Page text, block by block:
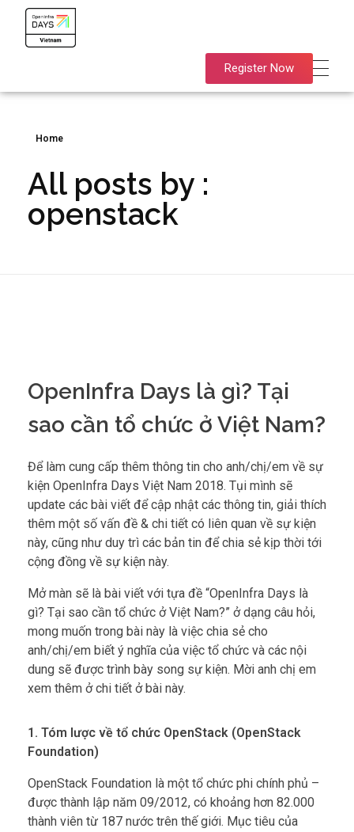
Register Now
Home
All posts by :
openstack
OpenInfra Days là gì? Tại
sao cần tổ chức ở Việt Nam?
Để làm cung cấp thêm thông tin cho anh/chị/em về sự
kiện OpenInfra Days Việt Nam 2018. Tụi mình sẽ
update các bài viết để cập nhật các thông tin, giải thích
thêm một số vấn đề & chi tiết có liên quan về sự kiện
này, cũng như duy trì các bản tin để chia sẻ kịp thời tới
cộng đồng về sự kiện này.
Mở màn sẽ là bài viết với tựa đề “OpenInfra Days là
gì? Tại sao cần tổ chức ở Việt Nam?” ở dạng câu hỏi,
mong muốn trong bài này là việc chia sẻ cho
anh/chị/em biết ý nghĩa của việc tổ chức và các nội
dung sẽ được trình bày song sự kiện. Mời anh chị em
xem thêm ở chi tiết ở bài này.
1. Tóm lược về tổ chức OpenStack (OpenStack
Foundation)
OpenStack Foundation là một tổ chức phi chính phủ –
được thành lập năm 09/2012, có khoảng hơn 82.000
thành viên từ 187 nước trên thế giới. Mục tiêu của